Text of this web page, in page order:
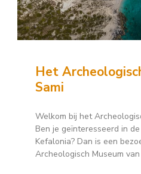
Het
Sami
Welkom bij het
Ben je geïnteresseerd in
Kefalonia? Dan is een
Archeologisch Museum van